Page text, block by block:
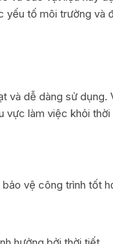
sốtố môi trường và
và dễ dàng sử
làm việc khỏi
vệ công trình tốt